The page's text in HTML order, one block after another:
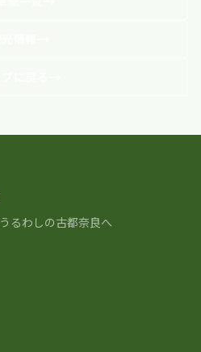
るわしの古都奈良へ